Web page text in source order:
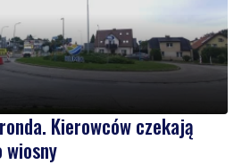
Kierowców czekają
wiosny